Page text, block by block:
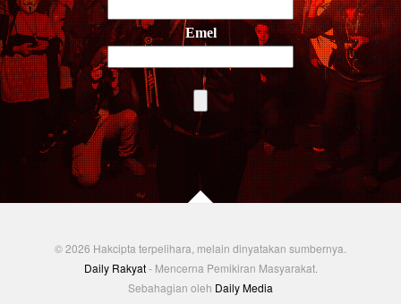
Emel
© 2026 Hakcipta terpelihara, melain dinyatakan sumbernya.
Daily Rakyat- Mencerna Pemikiran Masyarakat.
Sebahagian oleh Daily Media